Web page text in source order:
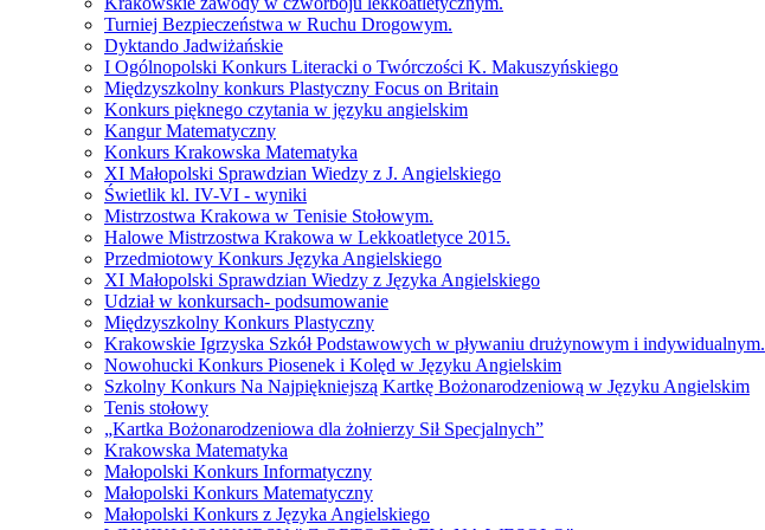
Turniej Bezpieczeństwa w Ruchu Drogowym.
Dyktando Jadwiżańskie
I Ogólnopolski Konkurs Literacki o Twórczości K. Makuszyńskiego
Międzyszkolny konkurs Plastyczny Focus on Britain
Konkurs pięknego czytania w języku angielskim
Kangur Matematyczny
Konkurs Krakowska Matematyka
XI Małopolski Sprawdzian Wiedzy z J. Angielskiego
Świetlik kl. IV-VI - wyniki
Mistrzostwa Krakowa w Tenisie Stołowym.
Halowe Mistrzostwa Krakowa w Lekkoatletyce 2015.
Przedmiotowy Konkurs Języka Angielskiego
XI Małopolski Sprawdzian Wiedzy z Języka Angielskiego
Udział w konkursach- podsumowanie
Międzyszkolny Konkurs Plastyczny
Krakowskie Igrzyska Szkół Podstawowych w pływaniu drużynowym i indywidualnym.
Nowohucki Konkurs Piosenek i Kolęd w Języku Angielskim
Szkolny Konkurs Na Najpiękniejszą Kartkę Bożonarodzeniową w Języku Angielskim
Tenis stołowy
„Kartka Bożonarodzeniowa dla żołnierzy Sił Specjalnych”
Krakowska Matematyka
Małopolski Konkurs Informatyczny
Małopolski Konkurs Matematyczny
Małopolski Konkurs z Języka Angielskiego